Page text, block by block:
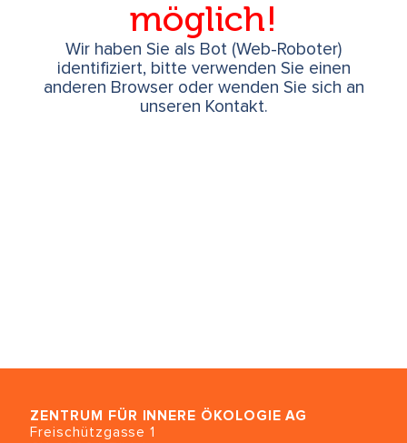
möglich!
Wir haben Sie als Bot (Web-Roboter)
identifiziert, bitte verwenden Sie einen
anderen Browser oder wenden Sie sich an
unseren Kontakt.
ZENTRUM FÜR INNERE ÖKOLOGIE AG
Freischützgasse 1